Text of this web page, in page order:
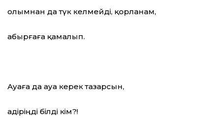
Қолымнан да түк келмейді, қорланам,
Қабырғаға қамалып.
Ауаға да ауа керек тазарсын,
Қадіріңді білді кім?!